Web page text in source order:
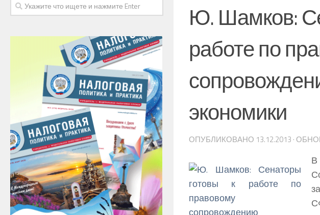
Ю. Шамков:
работе по
экономики
ОПУБЛИКОВАНО 13.12.2013 ·